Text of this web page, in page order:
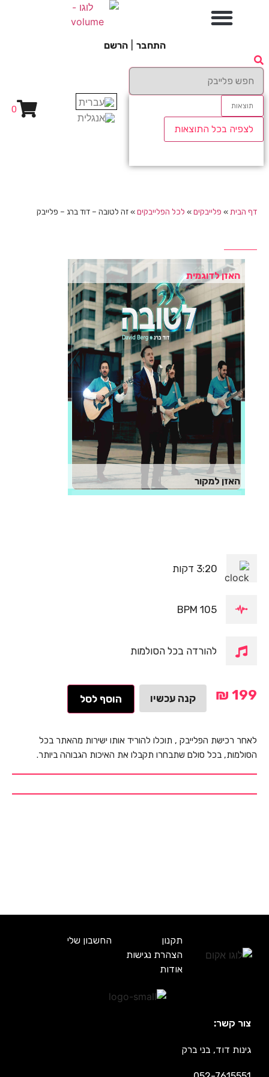
התחבר הרשם
תוצאות
לצפיה בכל התוצאות
0
דף הבית » פלייבקים» לכל הפלייבקים»זה לטובה – דוד ברג – פלייבק
האזן לדוגמית
האזן למקור
3:20 דקות
105 BPM
להורדה בכל הסולמות
₪ 199 קנה עכשיו הוסף לסל
לאחר רכישת הפלייבק , תוכלו להוריד אותו ישירות מהאתר בכל
הסולמות, בכל סולם שתבחרו תקבלו את האיכות הגבוהה ביותר.
תקנון
החשבון שלי
הצהרת נגישות
אודות
צור קשר:
גינות דוד, בני ברק